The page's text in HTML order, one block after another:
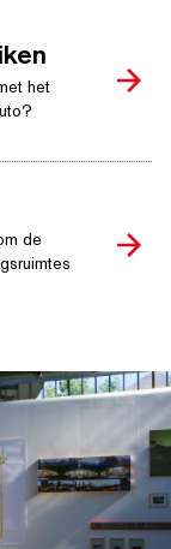
het
de